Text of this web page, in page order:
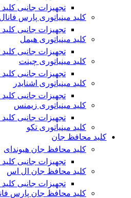
تجهیزات جانبی
کلید مینیاتوری پارس فانال
تجهیزات جانبی
کلید مینیاتوری هیمل
تجهیزات جانبی
کلید مینیاتوری چینت
تجهیزات جانبی
کلید مینیاتوری اشنایدر
تجهیزات جانبی کلید
کلید مینیاتوری زیمنس
تجهیزات جانبی
کلید مینیاتوری تکو
کلید محافظ جان
کلید محافظ جان هیوندای
تجهیزات جانبی
کلید محافظ جان ال اس
تجهیزات جانبی
کلید محافظ جان پارس